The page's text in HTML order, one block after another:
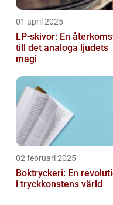
01 april 2025
LP-skivor: En
till det analoga ljudets
magi
02 februari 2025
Boktryckeri: En
i tryckkonstens värld